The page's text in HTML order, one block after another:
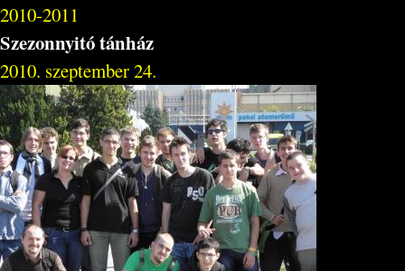
2010-2011
Szezonnyitó tánház
2010. szeptember 24.